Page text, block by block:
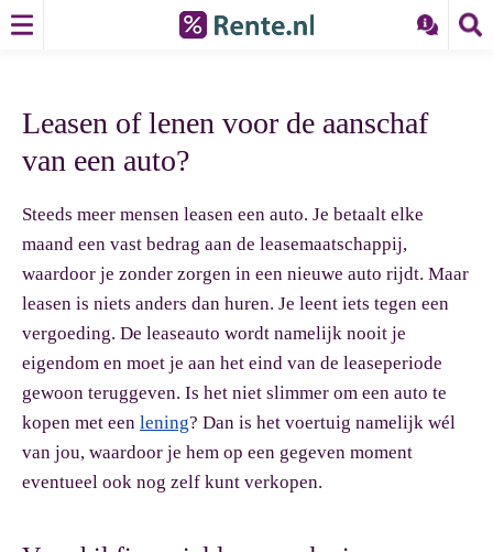
Leasen of lenen voor de aanschaf
van een auto?
Steeds meer mensen leasen een auto. Je betaalt elke
maand een vast bedrag aan de leasemaatschappij,
waardoor je zonder zorgen in een nieuwe auto rijdt. Maar
leasen is niets anders dan huren. Je leent iets tegen een
vergoeding. De leaseauto wordt namelijk nooit je
eigendom en moet je aan het eind van de leaseperiode
gewoon teruggeven. Is het niet slimmer om een auto te
kopen met een lening? Dan is het voertuig namelijk wél
van jou, waardoor je hem op een gegeven moment
eventueel ook nog zelf kunt verkopen.